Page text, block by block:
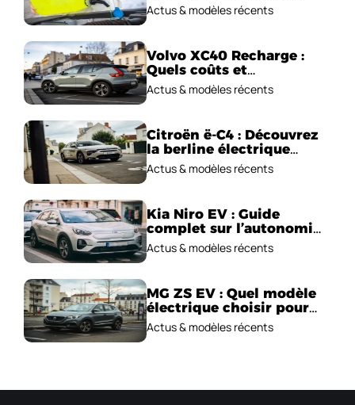
parfaite en voiture
Actus & modèles récents
Volvo XC40 Recharge :
Quels coûts et
performances
électriques ?
Actus & modèles récents
Citroën ë-C4 : Découvrez
la berline électrique
emblématique!
Actus & modèles récents
Kia Niro EV : Guide
complet sur l’autonomie
et le prix !
Actus & modèles récents
MG ZS EV : Quel modèle
électrique choisir pour
2026 ?
Actus & modèles récents